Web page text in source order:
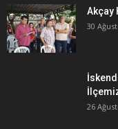
Akçay
30
26